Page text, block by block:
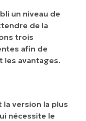
un niveau de
de la
trois
afin de
les avantages.
version la plus
nécessite le